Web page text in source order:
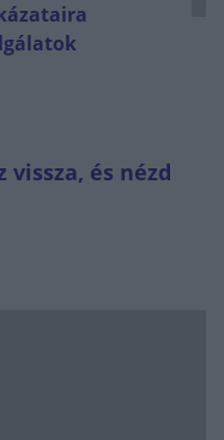
vissza, és nézd